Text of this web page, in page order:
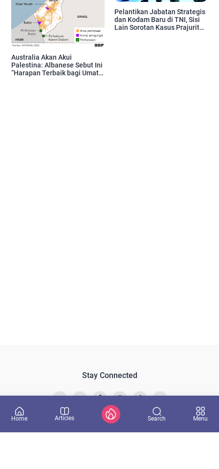
Australia Akan Akui
Palestina: Albanese Sebut Ini
“Harapan Terbaik bagi Umat
Pelantikan Jabatan Strategis
dan Kodam Baru di TNI, Sisi
Lain Sorotan Kasus Prajurit
Stay Connected
Home Articles Search Menu